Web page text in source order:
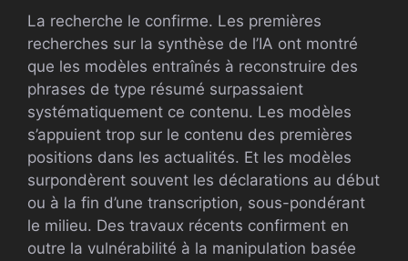
La recherche le confirme. Les premières
recherches sur la synthèse de l’IA ont montré
que les modèles entraînés à reconstruire des
phrases de type résumé surpassaient
systématiquement ce contenu. Les modèles
s’appuient trop sur le contenu des premières
positions dans les actualités. Et les modèles
surpondèrent souvent les déclarations au début
ou à la fin d’une transcription, sous-pondérant
le milieu. Des travaux récents confirment en
outre la vulnérabilité à la manipulation basée